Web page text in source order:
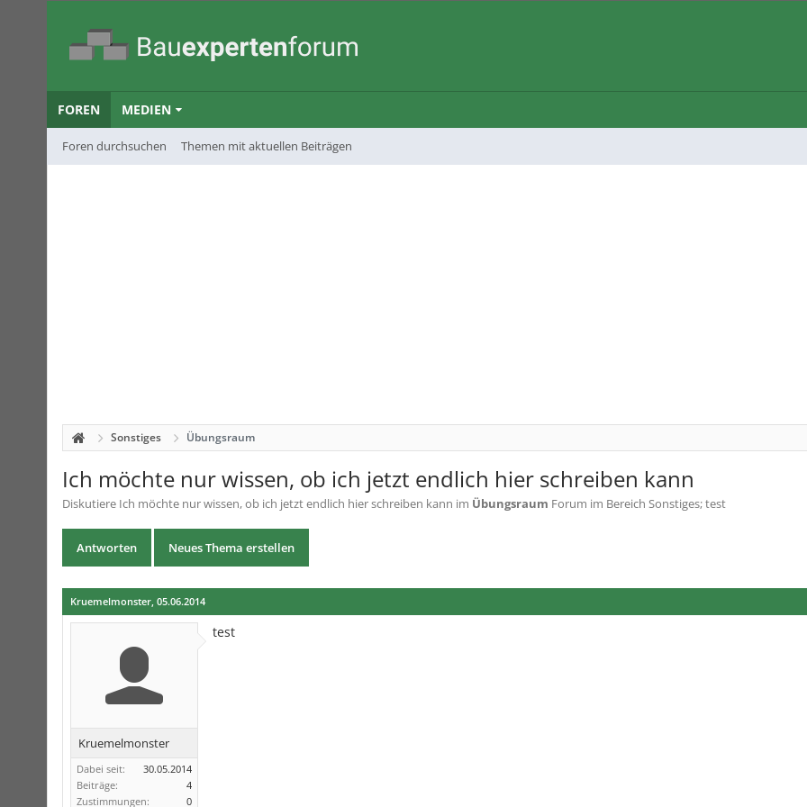
FOREN
Foren durchsuchen Themen mit aktuellen Beiträgen
MEDIEN
Sonstiges Übungsraum
Ich möchte nur wissen, ob ich jetzt endlich hier schreiben kann
Diskutiere Ich möchte nur wissen, ob ich jetzt endlich hier schreiben kann im Übungsraum Forum im Bereich Sonstiges; test
Antworten Neues Thema erstellen
Kruemelmonster, 05.06.2014
Kruemelmonster
Dabei seit:
30.05.2014
Beiträge:
4
Zustimmungen:
0
test